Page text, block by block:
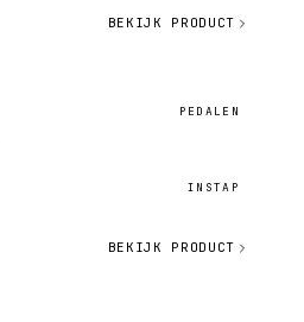
BEKIJK PRODUCT
PEDALEN
INSTAP
BEKIJK PRODUCT